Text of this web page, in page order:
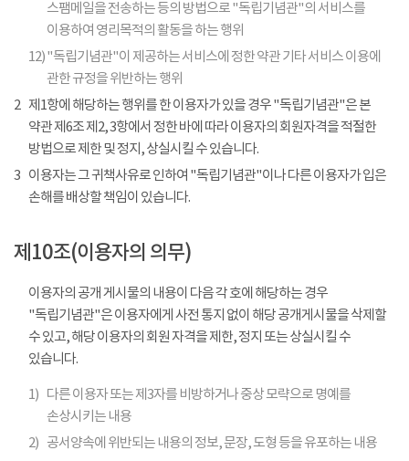
스팸메일을 전송하는 등의 방법으로 "독립기념관"의 서비스를
이용하여 영리목적의 활동을 하는 행위
12)"독립기념관"이 제공하는 서비스에 정한 약관 기타 서비스 이용에
관한 규정을 위반하는 행위
2 제1항에 해당하는 행위를 한 이용자가 있을 경우 "독립기념관"은 본
약관 제6조 제2, 3항에서 정한 바에 따라 이용자의 회원자격을 적절한
방법으로 제한 및 정지, 상실시킬 수 있습니다.
3 이용자는 그 귀책사유로 인하여 "독립기념관"이나 다른 이용자가 입은
손해를 배상할 책임이 있습니다.
제10조(이용자의 의무)
이용자의 공개 게시물의 내용이 다음 각 호에 해당하는 경우
"독립기념관"은 이용자에게 사전 통지 없이 해당 공개게시물을 삭제할
수 있고, 해당 이용자의 회원 자격을 제한, 정지 또는 상실시킬 수
있습니다.
1) 다른 이용자 또는 제3자를 비방하거나 중상 모략으로 명예를
손상시키는 내용
2) 공서양속에 위반되는 내용의 정보, 문장, 도형 등을 유포하는 내용